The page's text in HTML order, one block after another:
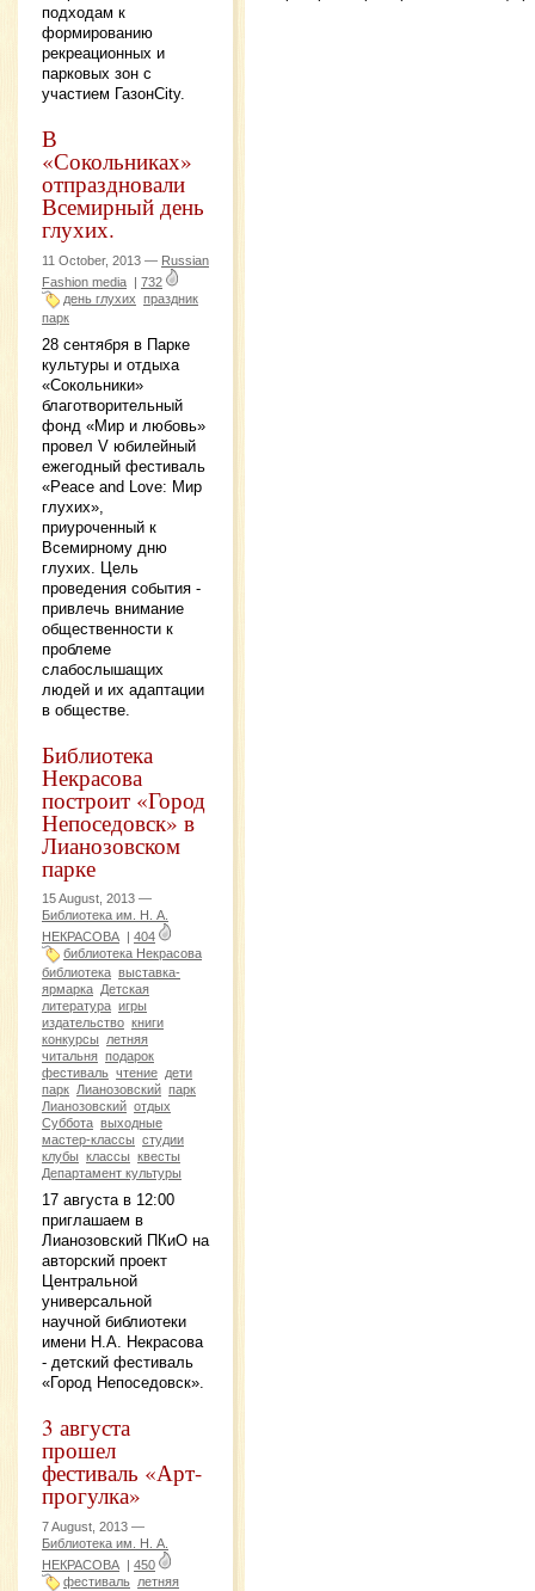
подходам к
формированию
рекреационных и
парковых зон с
участием ГазонСity.
В
«Сокольниках»
отпраздновали
Всемирный день
глухих.
11 October, 2013 — Russian
Fashion media | 732
день глухих праздник
парк
28 сентября в Парке
культуры и отдыха
«Сокольники»
благотворительный
фонд «Мир и любовь»
провел V юбилейный
ежегодный фестиваль
«Peace and Love: Мир
глухих»,
приуроченный к
Всемирному дню
глухих. Цель
проведения события -
привлечь внимание
общественности к
проблеме
слабослышащих
людей и их адаптации
в обществе.
Библиотека
Некрасова
построит «Город
Непоседовск» в
Лианозовском
парке
15 August, 2013 —
Библиотека им. Н. А.
НЕКРАСОВА
404
библиотека Некрасова
библиотека выставка-
ярмарка Детская
литература игры
издательство книги
конкурсы
летняя
читальня подарок
фестиваль чтение дети
парк Лианозовский парк
Лианозовский отдых
Суббота выходные
мастер-классы студии
клубы классы квесты
Департамент культуры
17 августа в 12:00
приглашаем в
Лианозовский ПКиО на
авторский проект
Центральной
универсальной
научной библиотеки
имени Н.А. Некрасова
- детский фестиваль
«Город Непоседовск».
3 августа
прошел
фестиваль «Арт-
прогулка»
7 August, 2013 —
Библиотека им. Н. А.
НЕКРАСОВА | 450
фестиваль летняя